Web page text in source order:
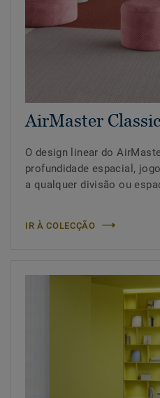
AirMaster Classic
O design linear do
profundidade espacial,
a qualquer divisão ou
IR À COLECÇÃO